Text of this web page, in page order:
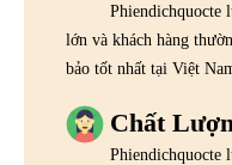
Phiendichquocte
lớn và khách hàng
bảo tốt nhất tại Việt
Chất
Phiendichquocte